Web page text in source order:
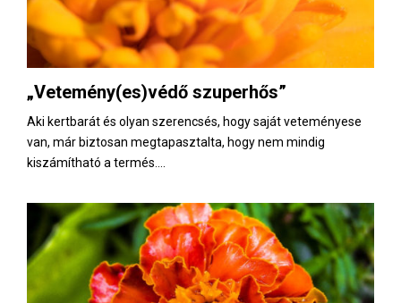
„Vetemény(es)védő szuperhős”
Aki kertbarát és olyan szerencsés, hogy saját veteményese
van, már biztosan megtapasztalta, hogy nem mindig
kiszámítható a termés....